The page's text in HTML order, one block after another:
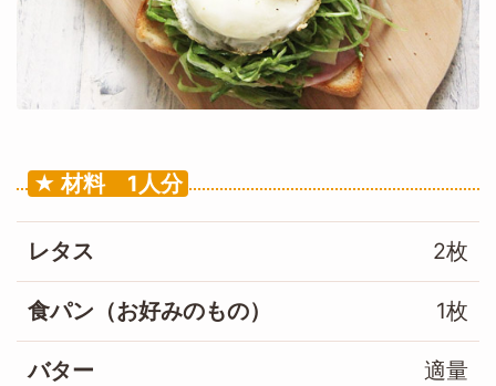
材料 1人分
レタス 2枚
食パン（お好みのもの） 1枚
バター 適量